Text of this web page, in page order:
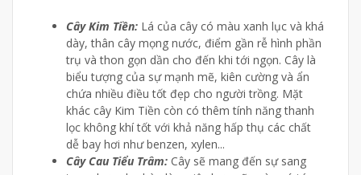
Cây Kim Tiền: Lá của cây có màu xanh lục và khá
dày, thân cây mọng nước, điểm gần rễ hình phần
trụ và thon gọn dần cho đến khi tới ngọn. Cây là
biểu tượng của sự mạnh mẽ, kiên cường và ẩn
chứa nhiều điều tốt đẹp cho người trồng. Mặt
khác cây Kim Tiền còn có thêm tính năng thanh
lọc không khí tốt với khả năng hấp thụ các chất
dễ bay hơi như benzen, xylen...
Cây Cau Tiểu Trâm: Cây sẽ mang đến sự sang